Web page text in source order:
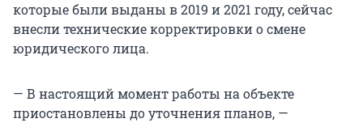
которые были выданы в 2019 и 2021 году, сейчас
внесли технические корректировки о смене
юридического лица.
— В настоящий момент работы на объекте
приостановлены до уточнения планов, —